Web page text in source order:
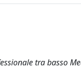
tra basso